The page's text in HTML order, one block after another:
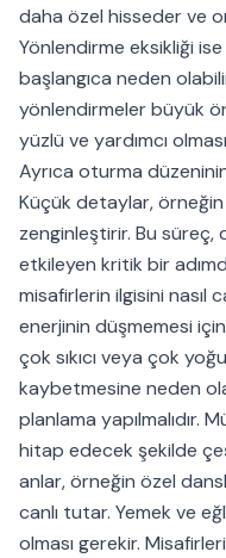
daha özel hisseder ve
Yönlendirme eksikliği ise
başlangıca neden
yönlendirmeler büyük
yüzlü ve yardımcı
Ayrıca oturma
Küçük detaylar,
zenginleştirir. Bu süreç,
etkileyen kritik bir
misafirlerin ilgisini nasıl
enerjinin düşmemesi için
çok sıkıcı veya çok
kaybetmesine neden
planlama yapılmalıdır.
hitap edecek şekilde
anlar, örneğin özel
canlı tutar. Yemek ve
olması gerekir.